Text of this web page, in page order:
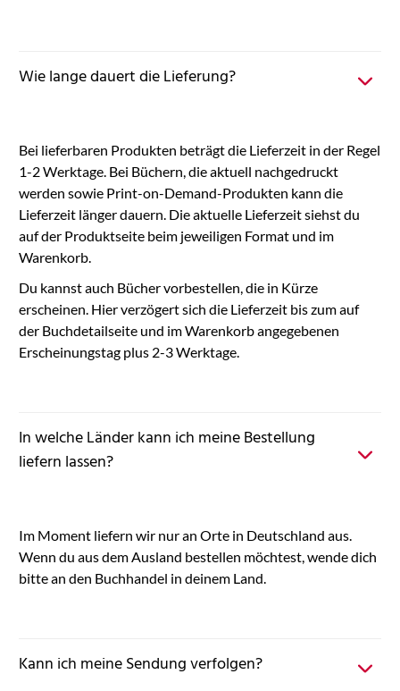
Wie lange dauert die Lieferung?
Bei lieferbaren Produkten beträgt die Lieferzeit in der Regel
1-2 Werktage. Bei Büchern, die aktuell nachgedruckt
werden sowie Print-on-Demand-Produkten kann die
Lieferzeit länger dauern. Die aktuelle Lieferzeit siehst du
auf der Produktseite beim jeweiligen Format und im
Warenkorb.
Du kannst auch Bücher vorbestellen, die in Kürze
erscheinen. Hier verzögert sich die Lieferzeit bis zum auf
der Buchdetailseite und im Warenkorb angegebenen
Erscheinungstag plus 2-3 Werktage.
In welche Länder kann ich meine Bestellung
liefern lassen?
Im Moment liefern wir nur an Orte in Deutschland aus.
Wenn du aus dem Ausland bestellen möchtest, wende dich
bitte an den Buchhandel in deinem Land.
Kann ich meine Sendung verfolgen?